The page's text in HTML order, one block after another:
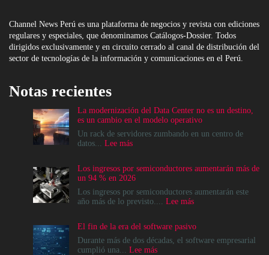
Channel News Perú es una plataforma de negocios y revista con ediciones
regulares y especiales, que denominamos Catálogos-Dossier. Todos
dirigidos exclusivamente y en circuito cerrado al canal de distribución del
sector de tecnologías de la información y comunicaciones en el Perú.
Notas recientes
La modernización del Data Center no es un destino,
es un cambio en el modelo operativo
Un rack de servidores zumbando en un centro de
datos... Lee más:
del
Data
Center
no
destino,
es
un
Los ingresos por semiconductores aumentarán más de
un 94 % en 2026
Los ingresos por semiconductores aumentarán este
año más de lo previsto.... Lee más:
por
semiconductores
El fin de la era del software pasivo
Durante más de dos décadas, el software empresarial
cumplió una... Lee más: